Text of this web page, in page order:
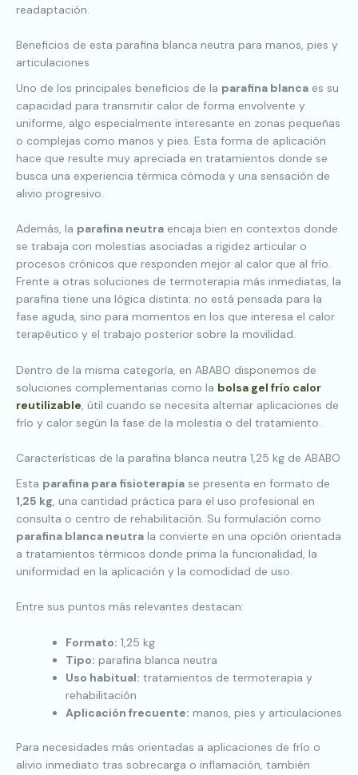
readaptación.
Beneficios de esta parafina blanca neutra para manos, pies y
articulaciones
Uno de los principales beneficios de la parafina blanca es su
capacidad para transmitir calor de forma envolvente y
uniforme, algo especialmente interesante en zonas pequeñas
o complejas como manos y pies. Esta forma de aplicación
hace que resulte muy apreciada en tratamientos donde se
busca una experiencia térmica cómoda y una sensación de
alivio progresivo.
Además, la parafina neutra encaja bien en contextos donde
se trabaja con molestias asociadas a rigidez articular o
procesos crónicos que responden mejor al calor que al frío.
Frente a otras soluciones de termoterapia más inmediatas, la
parafina tiene una lógica distinta: no está pensada para la
fase aguda, sino para momentos en los que interesa el calor
terapéutico y el trabajo posterior sobre la movilidad.
Dentro de la misma categoría, en ABABO disponemos de
soluciones complementarias como la bolsa gel frío calor
reutilizable, útil cuando se necesita alternar aplicaciones de
frío y calor según la fase de la molestia o del tratamiento.
Características de la parafina blanca neutra 1,25 kg de ABABO
Esta parafina para fisioterapia se presenta en formato de
1,25 kg, una cantidad práctica para el uso profesional en
consulta o centro de rehabilitación. Su formulación como
parafina blanca neutra la convierte en una opción orientada
a tratamientos térmicos donde prima la funcionalidad, la
uniformidad en la aplicación y la comodidad de uso.
Entre sus puntos más relevantes destacan:
Formato: 1,25 kg
Tipo: parafina blanca neutra
Uso habitual: tratamientos de termoterapia y
rehabilitación
Aplicación frecuente: manos, pies y articulaciones
Para necesidades más orientadas a aplicaciones de frío o
alivio inmediato tras sobrecarga o inflamación, también